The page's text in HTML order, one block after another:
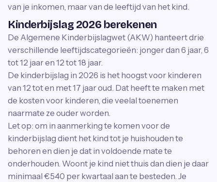
van je inkomen, maar van de leeftijd van het kind.
Kinderbijslag 2026 berekenen
De Algemene Kinderbijslagwet (AKW) hanteert drie
verschillende leeftijdscategorieën: jonger dan 6 jaar, 6
tot 12 jaar en 12 tot 18 jaar.
De kinderbijslag in 2026 is het hoogst voor kinderen
van 12 tot en met 17 jaar oud. Dat heeft te maken met
de kosten voor kinderen, die veelal toenemen
naarmate ze ouder worden.
Let op: om in aanmerking te komen voor de
kinderbijslag dient het kind tot je huishouden te
behoren en dien je dat in voldoende mate te
onderhouden. Woont je kind niet thuis dan dien je daar
minimaal €540 per kwartaal aan te besteden. Je